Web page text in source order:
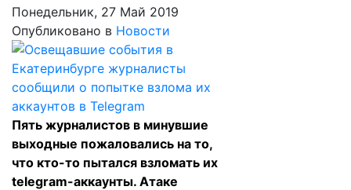
Понедельник, 27 Май 2019
Опубликовано в Новости
Пять журналистов в минувшие
выходные пожаловались на то,
что кто-то пытался взломать их
telegram-аккаунты. Атаке